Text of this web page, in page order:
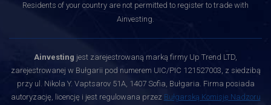
Residents of your country are not permitted to register to trade with
Ainvesting.
Ainvesting jest zarejestrowaną marką firmy Up Trend LTD,
zarejestrowanej w Bułgarii pod numerem UIC/PIC 121527003, z siedzibą
przy ul. Nikola Y. Vaptsarov 51A, 1407 Sofia, Bułgaria. Firma posiada
autoryzację, licencję i jest regulowana przez Bułgarską Komisję Nadzoru